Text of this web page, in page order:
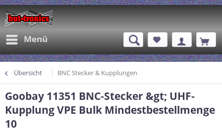
Menü
Übersicht BNC Stecker & Kupplungen
Goobay 11351 BNC-Stecker &gt; UHF-
Kupplung VPE Bulk Mindestbestellmenge
10